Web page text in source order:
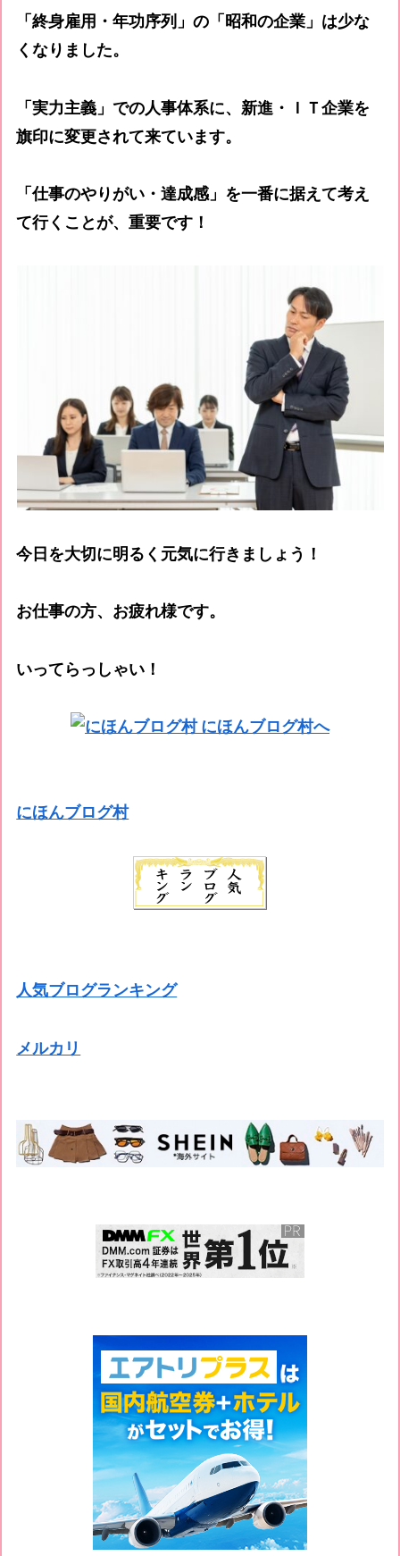
「終身雇用・年功序列」の「昭和の企業」は少な
くなりました。
「実力主義」での人事体系に、新進・ＩＴ企業を
旗印に変更されて来ています。
「仕事のやりがい・達成感」を一番に据えて考え
て行くことが、重要です！
今日を大切に明るく元気に行きましょう！
お仕事の方、お疲れ様です。
いってらっしゃい！
にほんブログ村
人気ブログランキング
メルカリ